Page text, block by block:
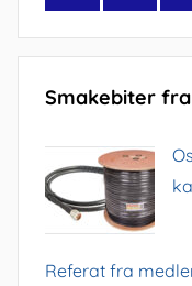
Smakebiter
Referat fra